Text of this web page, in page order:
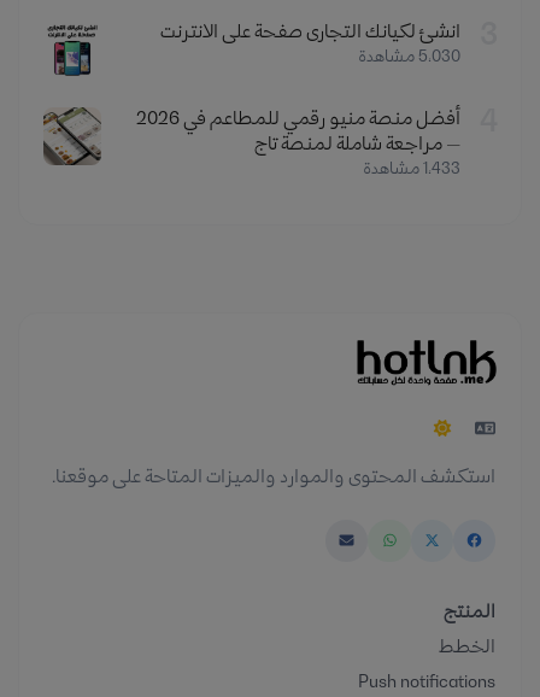
انشئ لكيانك التجارى صفحة على الانترنت
5٬030 مشاهدة
أفضل منصة منيو رقمي للمطاعم في 2026
— مراجعة شاملة لمنصة تاج
1٬433 مشاهدة
استكشف المحتوى والموارد والميزات المتاحة على موقعنا.
المنتج
الخطط
Push notifications